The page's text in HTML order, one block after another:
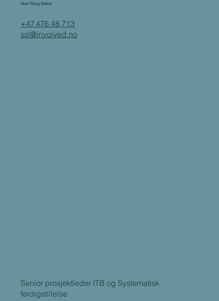
Stian Røvig Sletner
+47 476 48 713
ssl@involved.no
Senior prosjektleder ITB og Systematisk
ferdigstillelse